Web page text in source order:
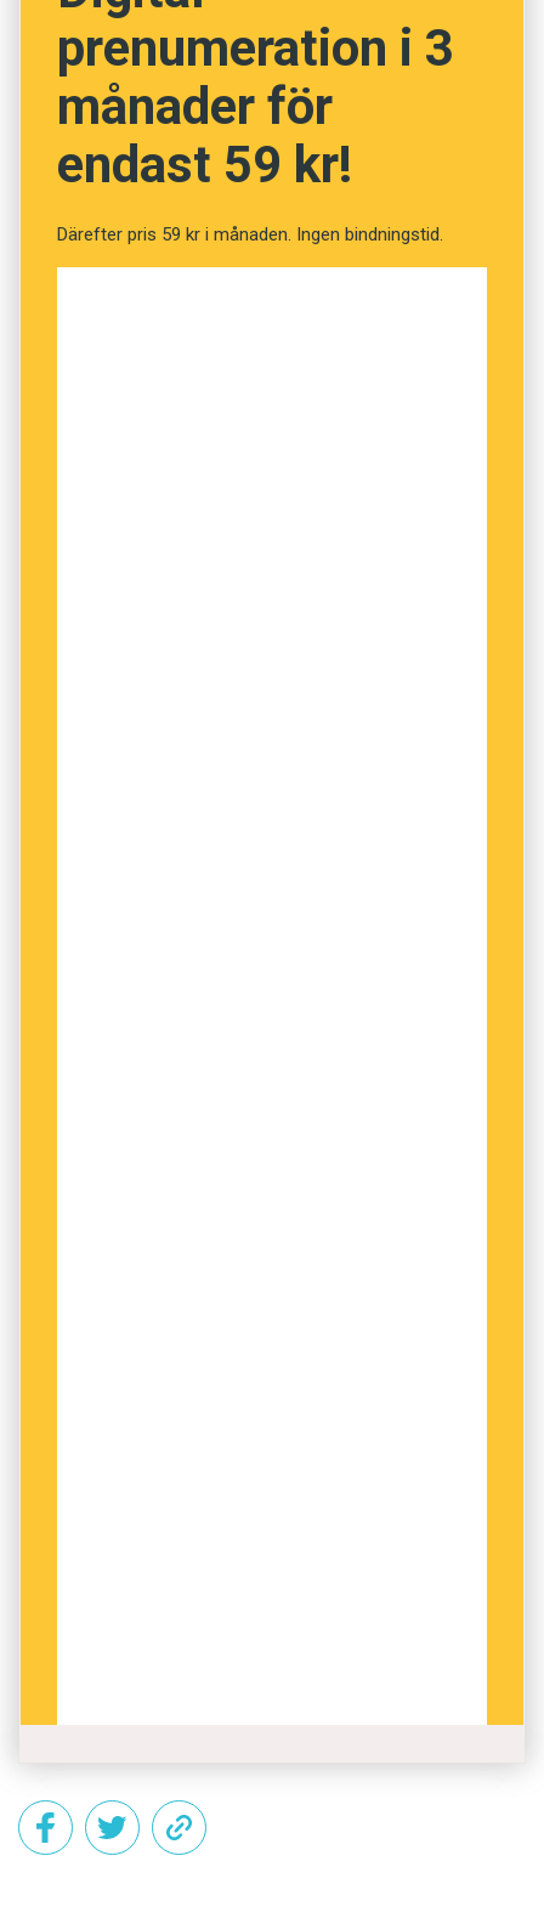
NÄSTA FRÅGA
prenumeration i 3
månader för
endast 59 kr!
Därefter pris 59 kr i månaden. Ingen bindningstid.